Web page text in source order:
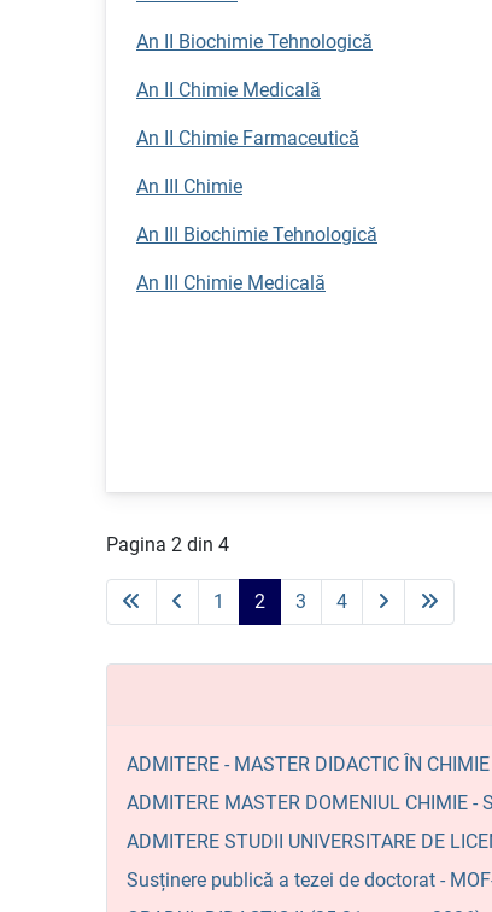
An II Biochimie Tehnologică
An II Chimie Medicală
An II Chimie Farmaceutică
An III Chimie
An III Biochimie Tehnologică
An III Chimie Medicală
Pagina 2 din 4
1 2 3 4
ADMITERE - MASTER DIDACTIC ÎN
ADMITERE MASTER DOMENIUL CHIMIE -
ADMITERE STUDII UNIVERSITARE DE
Susținere publică a tezei de doctorat -